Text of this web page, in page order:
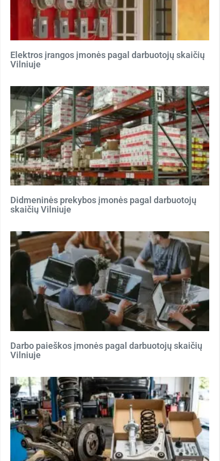
Elektros įrangos įmonės pagal darbuotojų skaičių
Vilniuje
Didmeninės prekybos įmonės pagal darbuotojų
skaičių Vilniuje
Darbo paieškos įmonės pagal darbuotojų skaičių
Vilniuje